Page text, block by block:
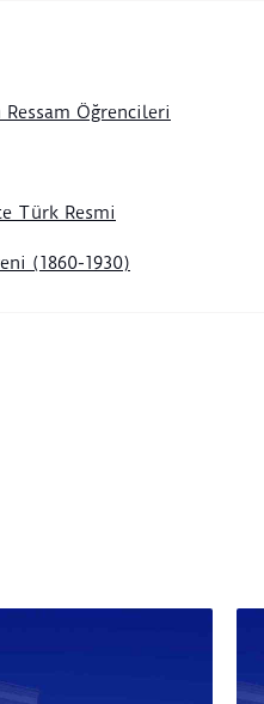
Ressam Öğrencileri
Türk Resmi
(1860-1930)